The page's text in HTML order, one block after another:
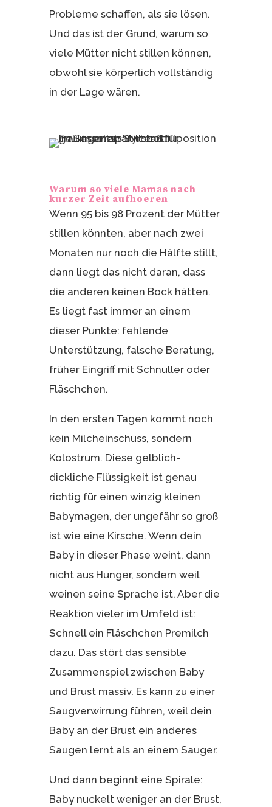
Probleme schaffen, als sie lösen.
Und das ist der Grund, warum so
viele Mütter nicht stillen können,
obwohl sie körperlich vollständig
in der Lage wären.
Warum so viele Mamas nach
kurzer Zeit aufhoeren
Wenn 95 bis 98 Prozent der Mütter
stillen könnten, aber nach zwei
Monaten nur noch die Hälfte stillt,
dann liegt das nicht daran, dass
die anderen keinen Bock hätten.
Es liegt fast immer an einem
dieser Punkte: fehlende
Unterstützung, falsche Beratung,
früher Eingriff mit Schnuller oder
Fläschchen.
In den ersten Tagen kommt noch
kein Milcheinschuss, sondern
Kolostrum. Diese gelblich-
dickliche Flüssigkeit ist genau
richtig für einen winzig kleinen
Babymagen, der ungefähr so groß
ist wie eine Kirsche. Wenn dein
Baby in dieser Phase weint, dann
nicht aus Hunger, sondern weil
weinen seine Sprache ist. Aber die
Reaktion vieler im Umfeld ist:
Schnell ein Fläschchen Premilch
dazu. Das stört das sensible
Zusammenspiel zwischen Baby
und Brust massiv. Es kann zu einer
Saugverwirrung führen, weil dein
Baby an der Brust ein anderes
Saugen lernt als an einem Sauger.
Und dann beginnt eine Spirale:
Baby nuckelt weniger an der Brust,